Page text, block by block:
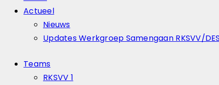
Actueel
Nieuws
Updates Werkgroep Samengaan RKSVV/
Teams
RKSVV 1